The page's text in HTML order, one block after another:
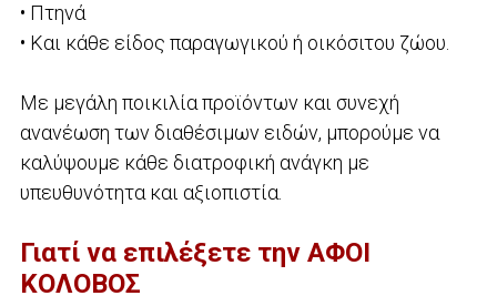
• Πτηνά
• Και κάθε είδος παραγωγικού ή οικόσιτου ζώου.
Με μεγάλη ποικιλία προϊόντων και συνεχή
ανανέωση των διαθέσιμων ειδών, μπορούμε να
καλύψουμε κάθε διατροφική ανάγκη με
υπευθυνότητα και αξιοπιστία.
Γιατί να επιλέξετε την ΑΦΟΙ
ΚΟΛΟΒΟΣ